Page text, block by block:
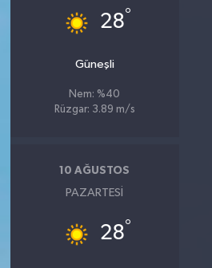
28°
Güneşli
Nem: %40
Rüzgar: 3.89 m/s
10 AĞUSTOS
PAZARTESI
28°